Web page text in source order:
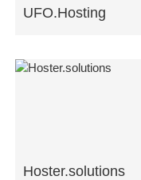
UFO.Hosting
Hoster.solutions